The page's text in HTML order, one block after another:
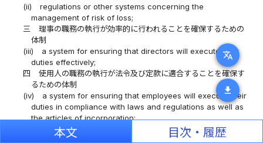
translate
download
(ii)
regulations or other systems concerning the
management of risk of loss;
三
理事の職務の執行が効率的に行われることを確保するための
体制
(iii)
a system for ensuring that directors will execute their
duties effectively;
四
使用人の職務の執行が法令及び定款に適合することを確保す
るための体制
(iv)
a system for ensuring that employees will execute their
duties in compliance with laws and regulations as well as
the articles of incorporation;
監事がその職務を補助すべき使用人を置くことを求めた場合
における当該使用人に関する事項
本文 目次・履歴